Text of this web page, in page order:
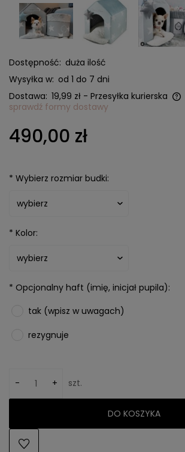
Dostępność: duża ilość
Wysyłka w: od 1 do 7 dni
Dostawa: 19,99 zł - Przesyłka kurierska
Cena nie zawiera ewentualnych kosztów
sprawdź formy dostawy
490,00 zł
* Wybierz rozmiar budki:
* Kolor:
* Opcjonalny haft (imię, inicjał pupila):
tak (wpisz w uwagach)
rezygnuje
- + szt.
DO KOSZYKA